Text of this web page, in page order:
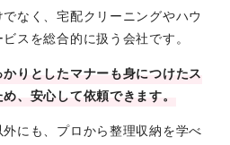
なく、宅配クリーニングやハウ
スを総合的に扱う会社です。
りとしたマナーも身につけたス
、安心して依頼できます。
にも、プロから整理収納を学べ